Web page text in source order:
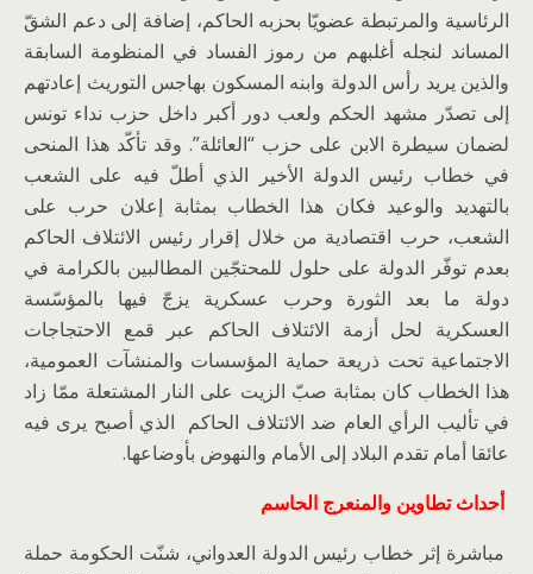
الرئاسية والمرتبطة عضويّا بحزبه الحاكم، إضافة إلى دعم الشقّ
المساند لنجله أغلبهم من رموز الفساد في المنظومة السابقة
والذين يريد رأس الدولة وابنه المسكون بهاجس التوريث إعادتهم
إلى تصدّر مشهد الحكم ولعب دور أكبر داخل حزب نداء تونس
لضمان سيطرة الابن على حزب “العائلة”. وقد تأكّد هذا المنحى
في خطاب رئيس الدولة الأخير الذي أطلّ فيه على الشعب
بالتهديد والوعيد فكان هذا الخطاب بمثابة إعلان حرب على
الشعب، حرب اقتصادية من خلال إقرار رئيس الائتلاف الحاكم
بعدم توفّر الدولة على حلول للمحتجّين المطالبين بالكرامة في
دولة ما بعد الثورة وحرب عسكرية يزجّ فيها بالمؤسّسة
العسكرية لحل أزمة الائتلاف الحاكم عبر قمع الاحتجاجات
الاجتماعية تحت ذريعة حماية المؤسسات والمنشآت العمومية،
هذا الخطاب كان بمثابة صبّ الزيت على النار المشتعلة ممّا زاد
في تأليب الرأي العام ضد الائتلاف الحاكم الذي أصبح يرى فيه
عائقا أمام تقدم البلاد إلى الأمام والنهوض بأوضاعها.
أحداث تطاوين والمنعرج الحاسم
مباشرة إثر خطاب رئيس الدولة العدواني، شنّت الحكومة حملة